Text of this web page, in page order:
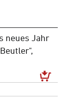
neues Jahr